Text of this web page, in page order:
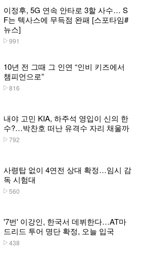
이정후, 5G 연속 안타로 3할 사수… S
F는 텍사스에 무득점 완패 [스포타임#
뉴스]
991
10년 전 그때 그 인연 “인비 키즈에서
챔피언으로”
816
내야 고민 KIA, 하주석 영입이 신의 한
수?…박찬호 떠난 유격수 자리 채울까
792
사령탑 없이 4연전 상대 확정…임시 감
독 시험대
560
'7번' 이강인, 한국서 데뷔한다…AT마
드리드 투어 명단 확정, 오늘 입국
438